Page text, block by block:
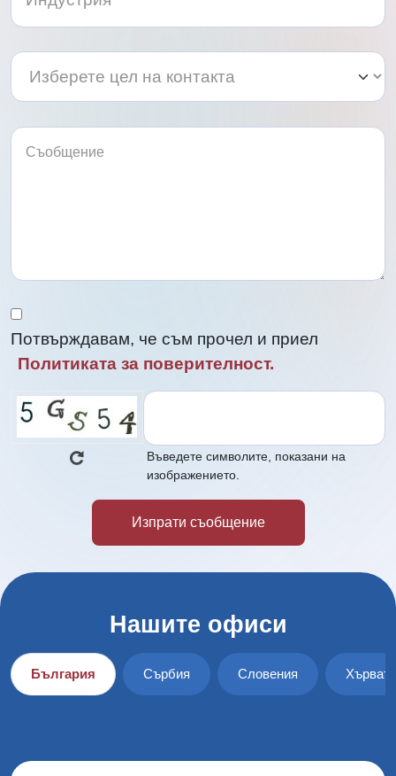
Изберете
цел
на
Изберете
цел
контакта
Потвърждавам, че съм прочел и приел
Политиката за поверителност.
Въведете символите, показани на
изображението.
Нашите офиси
България Сърбия Словения